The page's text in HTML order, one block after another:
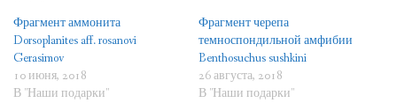
Фрагмент аммонита
Dorsoplanites aff. rosanovi
Gerasimov
10 июня, 2018
В "Наши подарки"
Фрагмент черепа
темноспондильной амфибии
Benthosuchus sushkini
26 августа, 2018
В "Наши подарки"